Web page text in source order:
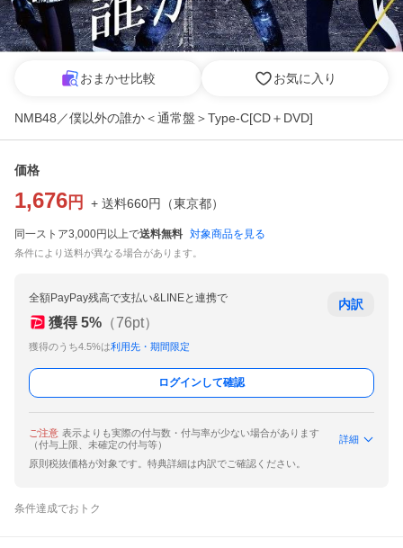
おまかせ比較 お気に入り
NMB48／僕以外の誰か＜通常盤＞Type-C[CD＋DVD]
価格
1,676 円 + 送料660円 （東京都）
同一ストア3,000円以上で送料無料 対象商品を見る
条件により送料が異なる場合があります。
全額PayPay残高で支払い&LINEと連携で
獲得 5% （76pt）
獲得のうち4.5%は利用先・期間限定
内訳
ログインして確認
ご注意 表示よりも実際の付与数・付与率が少ない場合があります
（付与上限、未確定の付与等）
詳細
原則税抜価格が対象です。特典詳細は内訳でご確認ください。
条件達成でおトク